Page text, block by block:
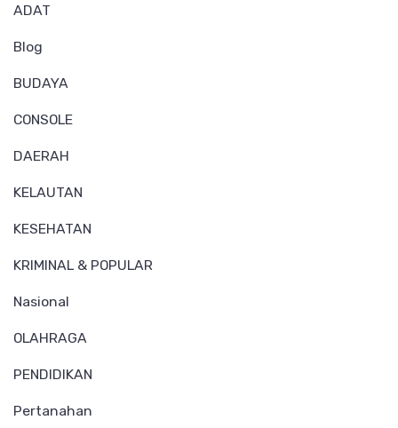
ADAT
Blog
BUDAYA
CONSOLE
DAERAH
KELAUTAN
KESEHATAN
KRIMINAL & POPULAR
Nasional
OLAHRAGA
PENDIDIKAN
Pertanahan